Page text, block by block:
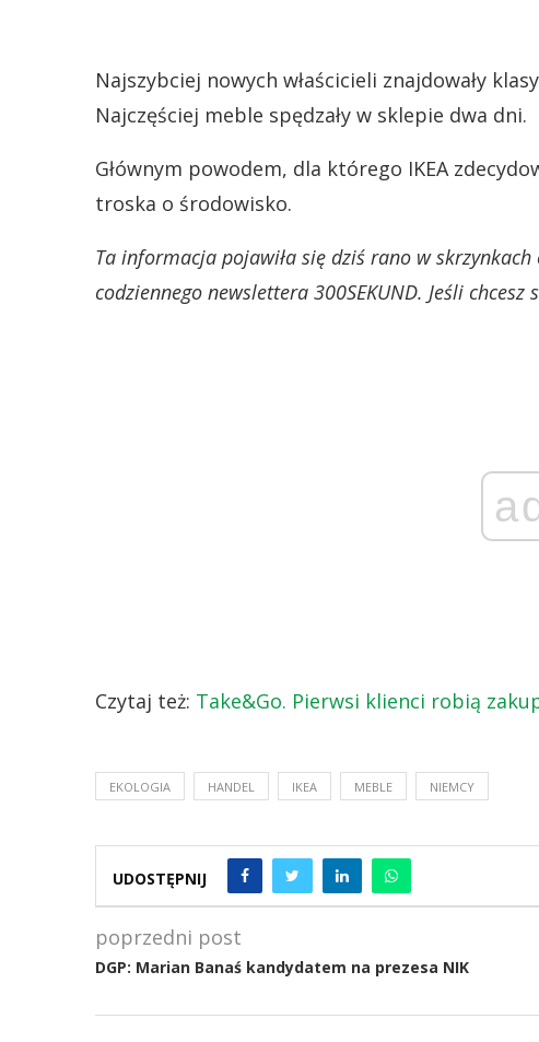
Najszybciej nowych właścicieli znajdowały
Najczęściej meble spędzały w sklepie dwa dni.
Głównym powodem, dla którego IKEA
troska o środowisko.
Ta informacja pojawiła się dziś rano w
codziennego newslettera 300SEKUND. Jeśli
Czytaj też: Take&Go. Pierwsi klienci robią
EKOLOGIA HANDEL IKEA MEBLE NIEMCY
UDOSTĘPNIJ
poprzedni post
DGP: Marian Banaś kandydatem na prezesa NIK